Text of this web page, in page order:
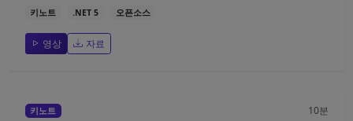
키노트 .NET 5 오픈소스
영상 자료
키노트 10분